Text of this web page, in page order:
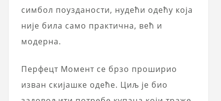
симбол поузданости, нудећи одећу која
није била само практична, већ и
модерна.
Перфецт Момент се брзо проширио
изван скијашке одеће. Циљ је био